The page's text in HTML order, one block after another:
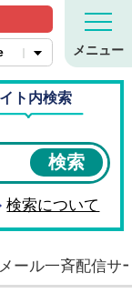
ームページ
メニュー
ト内検索
検索について
ール一斉配信サ